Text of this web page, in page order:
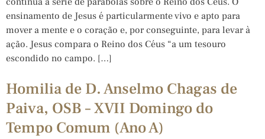
ensinamento de Jesus é particularmente vivo e apto para
mover a mente e o coração e, por conseguinte, para levar à
ação. Jesus compara o Reino dos Céus “a um tesouro
escondido no campo. […]
Homilia de D. Anselmo Chagas de
Paiva, OSB – XVII Domingo do
Tempo Comum (Ano A)